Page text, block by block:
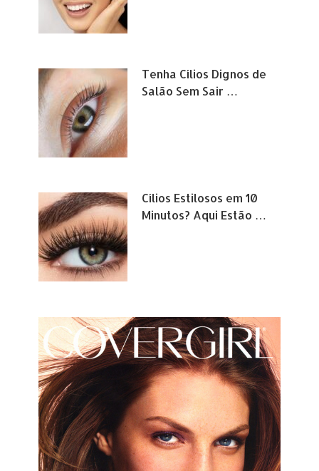
Tenha Cílios Dignos de
Salão Sem Sair …
Cílios Estilosos em 10
Minutos? Aqui Estão …